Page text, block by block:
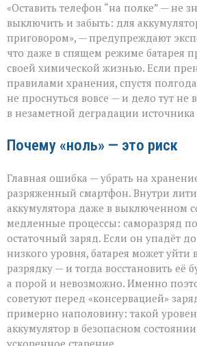
«Оставить телефон “на полке” — не
выключить и забыть: для
приговором», — предупреждают
что даже в спящем режиме батарея
своей химической жизнью. Если
правилами хранения, спустя
не проснуться вовсе — и дело тут не
в незаметной деградации
Почему «ноль» — это риск
Главная ошибка — убрать на
разряженный смартфон. Внутри
аккумулятора даже в выключенном
медленные процессы: саморазряд
остаточный заряд. Если он упадёт
низкого уровня, батарея может уйти
разрядку — и тогда восстановить её
а порой и невозможно. Именно
советуют перед «консервацией»
примерно наполовину: такой
аккумулятор в безопасном